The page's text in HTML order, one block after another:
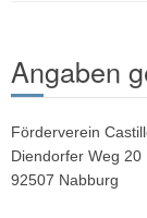
Angaben
Förderverein
Diendorfer Weg 20
92507 Nabburg